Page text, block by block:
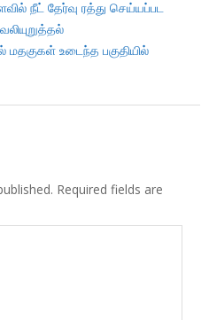
நீட் தேர்வு ரத்து செய்யப்பட
உடைந்த பகுதியில்
Required fields are